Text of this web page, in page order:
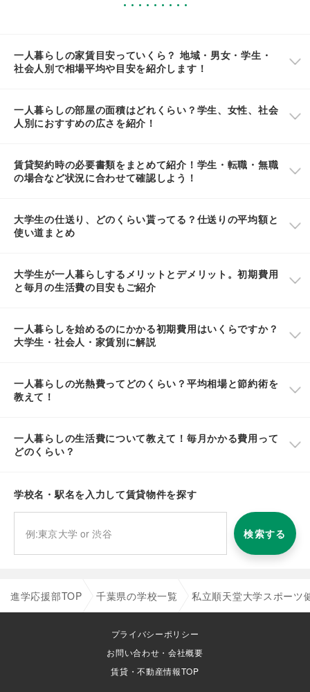
一人暮らしの家賃目安っていくら？ 地域・男女・学生・
社会人別で相場平均や目安を紹介します！
一人暮らしの部屋の面積はどれくらい？学生、女性、社会
人別におすすめの広さを紹介！
賃貸契約時の必要書類をまとめて紹介！学生・転職・無職
の場合など状況に合わせて確認しよう！
大学生の仕送り、どのくらい貰ってる？仕送りの平均額と
使い道まとめ
大学生が一人暮らしするメリットとデメリット。初期費用
と毎月の生活費の目安もご紹介
一人暮らしを始めるのにかかる初期費用はいくらですか？
大学生・社会人・家賃別に解説
一人暮らしの光熱費ってどのくらい？平均相場と節約術を
教えて！
一人暮らしの生活費について教えて！毎月かかる費用って
どのくらい？
学校名・駅名を入力して賃貸物件を探す
検索する
進学応援部TOP 千葉県の学校一覧 私立順天堂大学スポーツ
プライバシーポリシー
お問い合わせ・会社概要
賃貸・不動産情報TOP